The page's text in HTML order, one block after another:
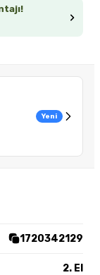
Yeni
1720342129
2. El